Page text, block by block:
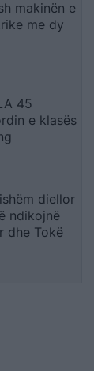
makinën e
me dy
45
e klasës
diellor
ndikojnë
dhe Tokë